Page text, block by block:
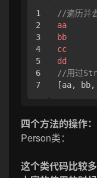
1
2
3
4
5
6
//遍历并
aa
bb
cc
dd
//用过
[aa,
四个方法的操作：
Person类：
这个类代码比较